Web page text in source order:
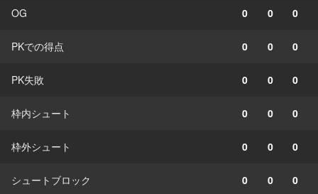
OG 0 0 0
PKでの得点 0 0 0
PK失敗 0 0 0
枠内シュート 0 0 0
枠外シュート 0 0 0
シュートブロック 0 0 0